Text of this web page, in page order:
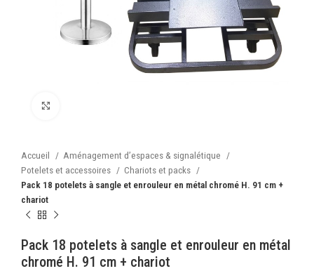
Accueil
Aménagement d’espaces & signalétique
Potelets et accessoires
Chariots et packs
Pack 18 potelets à sangle et enrouleur en métal chromé H. 91 cm +
chariot
Pack 18 potelets à sangle et enrouleur en métal
chromé H. 91 cm + chariot